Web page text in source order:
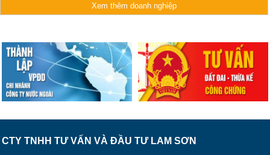
Xem thêm doanh nghiệp
CTY TNHH TƯ VẤN VÀ ĐẦU TƯ LAM SƠN